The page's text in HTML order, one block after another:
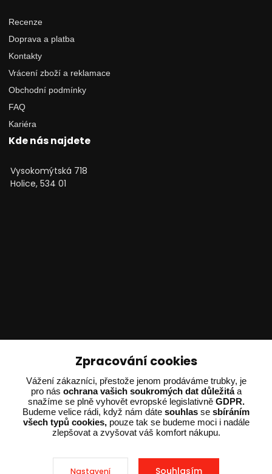
Recenze
Doprava a platba
Kontakty
Vrácení zboží a reklamace
Obchodní podmínky
FAQ
Kariéra
Kde nás najdete
Vysokomýtská 718
Holice, 534 01
Ing. Adam Dvořák
+420 602 234 254
(Po-Pá 8:00 - 15:00)
potrebujiporadit@dvorak-karlik.cz
Zpracování cookies
Vážení zákazníci, přestože jenom prodáváme trubky, je
pro nás ochrana vašich soukromých dat důležitáa
snažíme se plně vyhovět evropské legislativně GDPR.
Budeme velice rádi, když nám dáte souhlas se sbíráním
všech typů cookies,pouze tak se budeme moci i nadále
zlepšovat a zvyšovat váš komfort nákupu.
Nastavení Souhlasím